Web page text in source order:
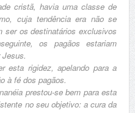
havia uma classe de
cuja tendência era não se
ser os destinatários exclusivos
os pagãos estariam
rigidez, apelando para a
à fé dos pagãos.
prestou-se bem para esta
no seu objetivo: a cura da